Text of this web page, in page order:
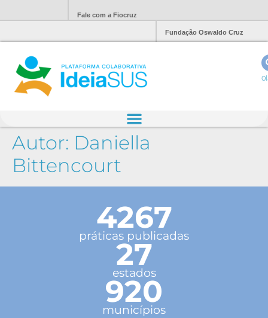
Fale com a Fiocruz
Fundação Oswaldo Cruz
Autor: Daniella
Bittencourt
4267
práticas publicadas
27
estados
920
municípios